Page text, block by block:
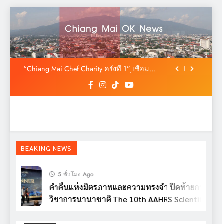
Skip
content
สมาพันธ์ SME ไทย ยื่น ‘สมุดปกน้ำเงิน’ ถึง
รัฐบาล ชง 5 วาระปฏิรูป MSME ดัน ‘MSME
Plus’ เป็นวาระแห่งชาติ
ค่ำคืนแห่งมิตรภาพและความทรงจำ ปิดท้าย
การประชุมวิชาการนานาชาติ The 10th AAHRS
Scientific Meeting 2026
“Chiang Mai Chef Charity ครั้งที่ 1” เชื่อม
เกษตรกรสู่ครัวอาหาร สร้างความมั่นคงทาง
อาหารด้วยวัตถุดิบท้องถิ่นปลอดภัย
ไทยเป็นเจ้าภาพ AAHRS 2026 ชู AI และ
นวัตกรรมการแพทย์ ผลักดัน Medical Hub และ
การประชุมวิชาการนานาชาติ The 10th AAHRS
Scientific Meeting 2026
“Chiang Mai Chef Charity ครั้งที่ 1” เชื่อม
เกษตรกรสู่ครัวอาหาร สร้างความมั่นคงทาง
ไทยเป็นเจ้าภาพ AAHRS 2026 ชู AI และ
นวัตกรรมการแพทย์ ผลักดัน Medical Hub และ
ศูนย์กลางปลูกผมแห่งเอเชีย
สมาพันธ์ SME ไทย ยื่น ‘สมุดปกน้ำเงิน’ ถึง
รัฐบาล ชง 5 วาระปฏิรูป MSME ดัน ‘MSME
Plus’ เป็นวาระแห่งชาติ
BEAKING NEWS
5 ชั่วโมง Ago
ค่ำคืนแห่งมิตรภาพและความทรงจำ ปิดท้ายการประ
วิชาการนานาชาติ The 10th AAHRS Scientific